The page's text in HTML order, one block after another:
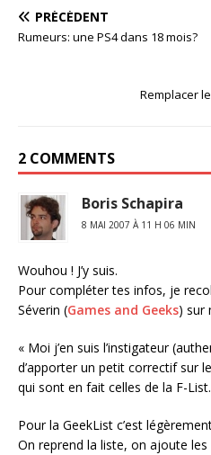
PRÉCÉDENT
Rumeurs: une PS4 dans 18 mois?
Remplacer
2 COMMENTS
Boris Schapira
8 MAI 2007 À 11 H 06 MIN
Wouhou ! J’y suis.
Pour compléter tes infos, je
Séverin (Games and Geeks) sur
« Moi j’en suis l’instigateur
d’apporter un petit correctif sur
qui sont en fait celles de la F-List.
Pour la GeekList c’est
On reprend la liste, on ajoute